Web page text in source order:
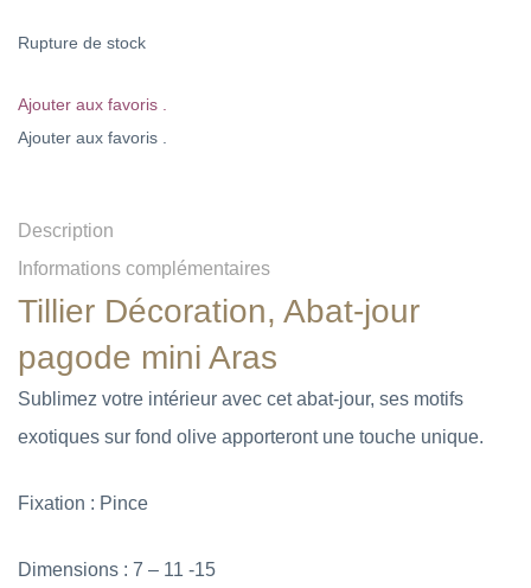
Rupture de stock
Ajouter aux favoris .
Ajouter aux favoris .
Description
Informations complémentaires
Tillier Décoration, Abat-jour
pagode mini Aras
Sublimez votre intérieur avec cet abat-jour, ses motifs
exotiques sur fond olive apporteront une touche unique.
Fixation : Pince
Dimensions : 7 – 11 -15